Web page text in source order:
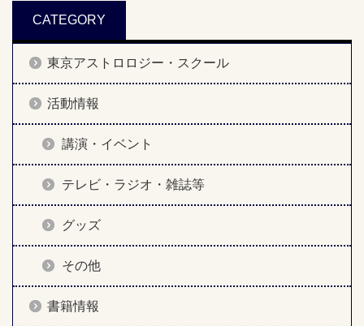
CATEGORY
東京アストロロジー・スクール
活動情報
講演・イベント
テレビ・ラジオ・雑誌等
グッズ
その他
書籍情報